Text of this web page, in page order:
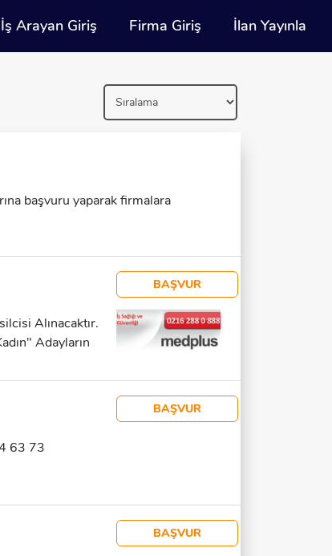
İş Arayan Giriş Firma Giriş İlan Yayınla
başvuru yaparak firmalara
Alınacaktır.
Adayların
10:00-18:00
Çağrı
Adaylar
BAŞVUR
63 73
BAŞVUR
BAŞVUR